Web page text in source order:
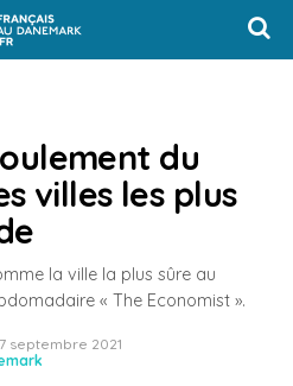
du
villes les plus
la ville la plus sûre au
« The Economist ».
septembre 2021